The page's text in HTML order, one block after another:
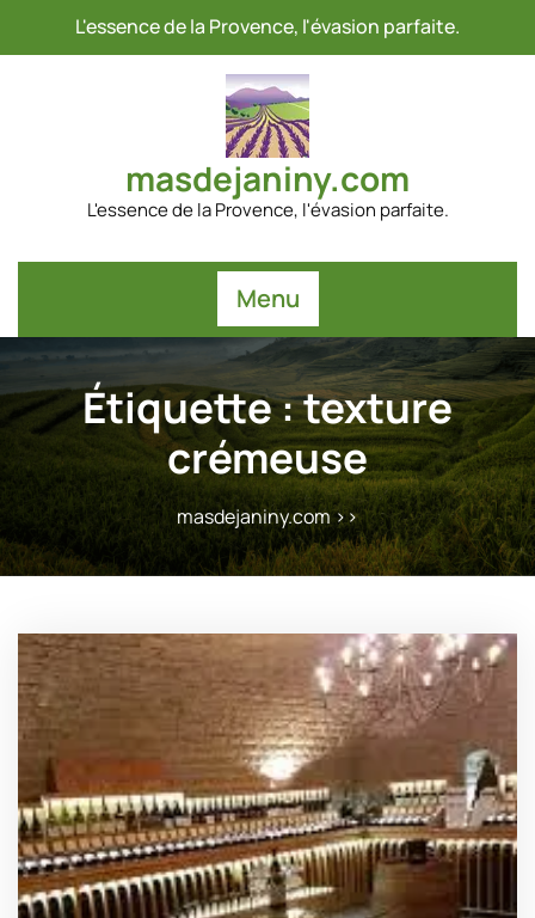
L'essence de la Provence, l'évasion parfaite.
masdejaniny.com
L'essence de la Provence, l'évasion parfaite.
Menu
Étiquette :texture
crémeuse
masdejaniny.com>>